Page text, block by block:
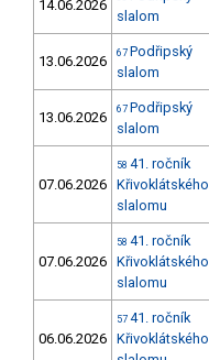
14.06.2026
slalom
13.06.2026 67 Podřipský
slalom
13.06.2026 67 Podřipský
slalom
07.06.2026
58 41. ročník
Křivoklátského
slalomu
07.06.2026
58 41. ročník
Křivoklátského
slalomu
06.06.2026
57 41. ročník
Křivoklátského